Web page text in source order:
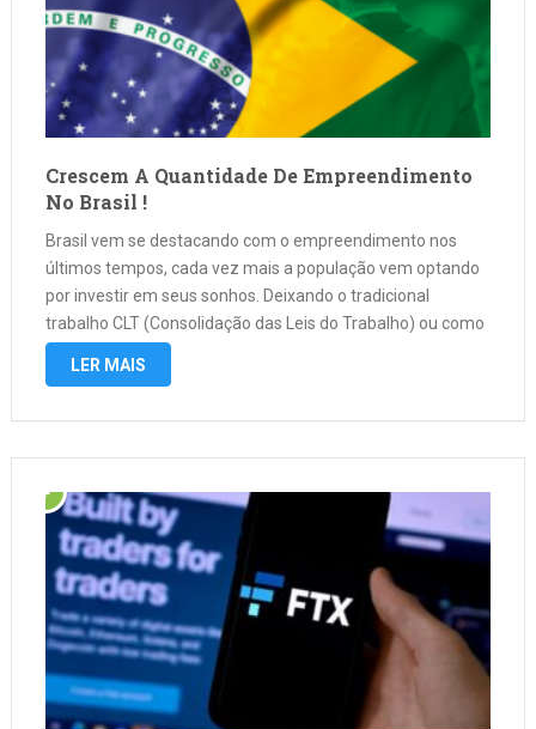
Crescem A Quantidade De Empreendimento
No Brasil !
Brasil vem se destacando com o empreendimento nos
últimos tempos, cada vez mais a população vem optando
por investir em seus sonhos. Deixando o tradicional
trabalho CLT (Consolidação das Leis do Trabalho) ou como
conhecido trabalho de carteira assinada. Motivos pelo
LER MAIS